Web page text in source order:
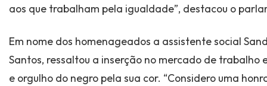
aos que trabalham pela igualdade”, destacou o
Em nome dos homenageados a assistente social
Santos, ressaltou a inserção no mercado de trabalho
e orgulho do negro pela sua cor. “Considero uma